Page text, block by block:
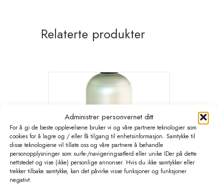
Administrer personvernet ditt
For å gi de beste opplevelsene bruker vi og våre partnere teknologier som
cookies for å lagre og / eller få tilgang til enhetsinformasjon. Samtykke til
disse teknologiene vil tillate oss og våre partnere å behandle
personopplysninger som surfe-/navigeringsatferd eller unike IDer på dette
nettstedet og vise (ikke) personlige annonser. Hvis du ikke samtykker eller
trekker tilbake samtykke, kan det påvirke visse funksjoner og funksjoner
negativt.
Relaterte produkter